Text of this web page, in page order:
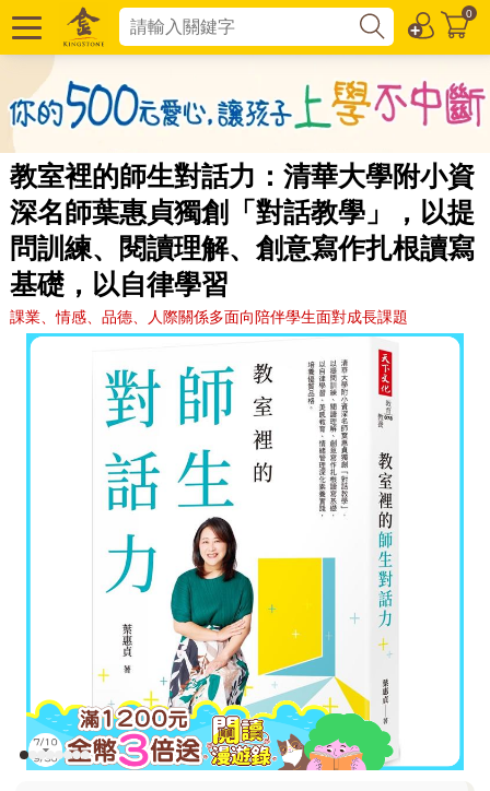
0
教室裡的師生對話力：清華大學附小資
深名師葉惠貞獨創「對話教學」，以提
問訓練、閱讀理解、創意寫作扎根讀寫
基礎，以自律學習
課業、情感、品德、人際關係多面向陪伴學生面對成長課題